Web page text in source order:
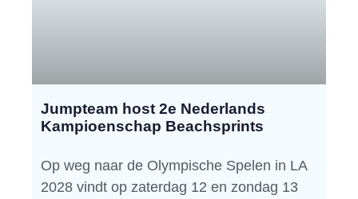
Jumpteam host 2e Nederlands
Kampioenschap Beachsprints
Op weg naar de Olympische Spelen in LA
2028 vindt op zaterdag 12 en zondag 13